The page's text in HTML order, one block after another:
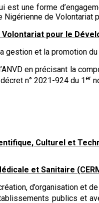
une forme
de Volontariat
pour le
gestion et la promotion
en précisant la
n° 2021-924 du 1er
Culturel et
et Sanitaire
d’organisation et
publics et